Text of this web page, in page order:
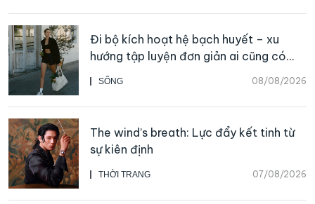
SỐNG 08/08/2026
Đi bộ kích hoạt hệ bạch huyết – xu
hướng tập luyện đơn giản ai cũng có
thể bắt đầu
THỜI TRANG 07/08/2026
The wind’s breath: Lực đẩy kết tinh từ
sự kiên định